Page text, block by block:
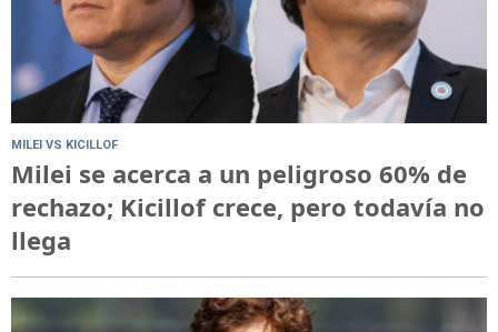
MILEI VS KICILLOF
Milei se acerca a un peligroso 60% de
rechazo; Kicillof crece, pero todavía no
llega